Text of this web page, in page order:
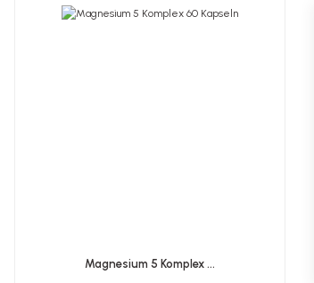
Hametol (2)
Magnesium 5 Komplex ...